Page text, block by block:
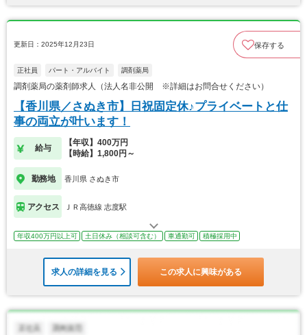
更新日：2025年12月23日 保存する
正社員 パート・アルバイト 調剤薬局
調剤薬局の薬剤師求人（法人名非公開 ※詳細はお問合せください）
【香川県／さぬき市】日祝固定休♪プライベートと仕
事の両立が叶います！
給与
【年収】400万円
【時給】1,800円～
勤務地 香川県 さぬき市
アクセス ＪＲ高徳線 志度駅
年収400万円以上可 土日休み（相談可含む） 車通勤可 積極採用中
求人の詳細を見る この求人に興味がある